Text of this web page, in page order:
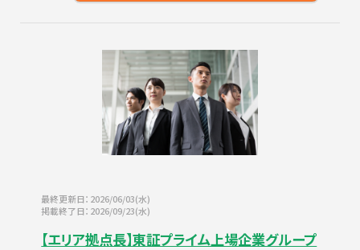
最終更新日：2026/06/03(水)
掲載終了日：2026/09/23(水)
【エリア拠点長】東証プライム上場企業グループ